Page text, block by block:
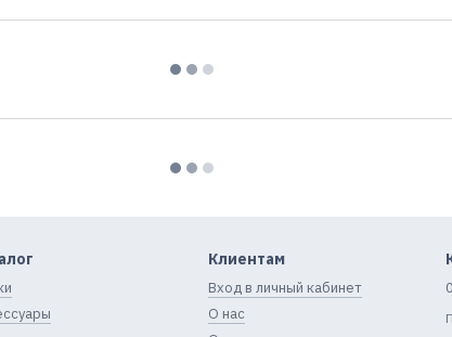
Клиентам
Вход в личный кабинет
О нас